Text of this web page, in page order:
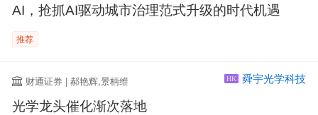
AI，抢抓AI驱动城市治理范式升级的时代机遇
推荐
财通证券 | 郝艳辉,景柄维 HK 舜宇光学科技
光学龙头催化渐次落地